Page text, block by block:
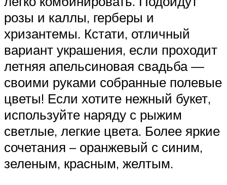
розы и каллы, герберы и
хризантемы. Кстати, отличный
вариант украшения, если проходит
летняя апельсиновая свадьба —
своими руками собранные полевые
цветы! Если хотите нежный букет,
используйте наряду с рыжим
светлые, легкие цвета. Более яркие
сочетания – оранжевый с синим,
зеленым, красным, желтым.